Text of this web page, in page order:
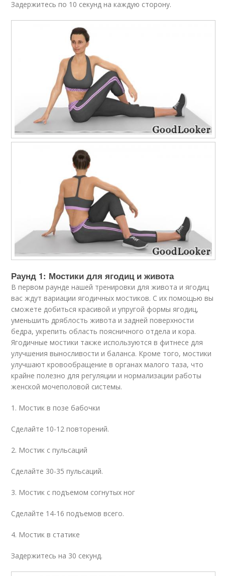
Задержитесь по 10 секунд на каждую сторону.
Раунд 1: Мостики для ягодиц и живота
В первом раунде нашей тренировки для живота и ягодиц
вас ждут вариации ягодичных мостиков. С их помощью вы
сможете добиться красивой и упругой формы ягодиц,
уменьшить дряблость живота и задней поверхности
бедра, укрепить область поясничного отдела и кора.
Ягодичные мостики также используются в фитнесе для
улучшения выносливости и баланса. Кроме того, мостики
улучшают кровообращение в органах малого таза, что
крайне полезно для регуляции и нормализации работы
женской мочеполовой системы.
1. Мостик в позе бабочки
Сделайте 10-12 повторений.
2. Мостик с пульсаций
Сделайте 30-35 пульсаций.
3. Мостик с подъемом согнутых ног
Сделайте 14-16 подъемов всего.
4. Мостик в статике
Задержитесь на 30 секунд.